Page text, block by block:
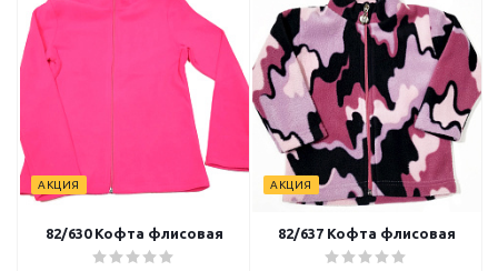
АКЦИЯ
82/630 Кофта флисовая
АКЦИЯ
82/637 Кофта флисовая